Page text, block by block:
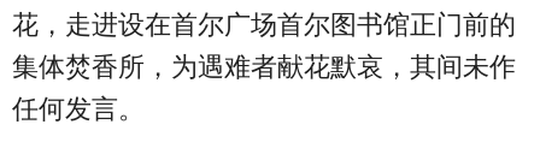
花，走进设在首尔广场首尔图书馆正门前的
集体焚香所，为遇难者献花默哀，其间未作
任何发言。